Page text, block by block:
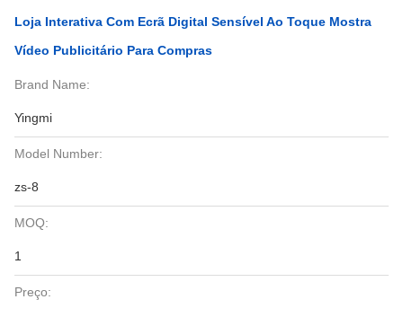
Loja Interativa Com Ecrã Digital Sensível Ao Toque Mostra
Vídeo Publicitário Para Compras
Brand Name:
Yingmi
Model Number:
zs-8
MOQ:
1
Preço: